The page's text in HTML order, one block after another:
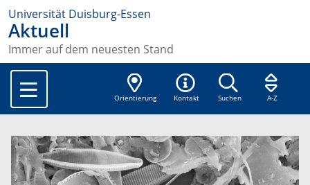
Universität Duisburg-Essen
Aktuell
Immer auf dem neuesten Stand
Orientierung Kontakt Suchen A-Z